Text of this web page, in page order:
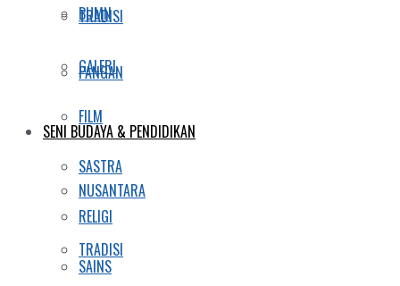
TRADISI
GALERI
FILM
SASTRA
RELIGI
SAINS
BUMN
PANGAN
SENI BUDAYA & PENDIDIKAN
NUSANTARA
TRADISI